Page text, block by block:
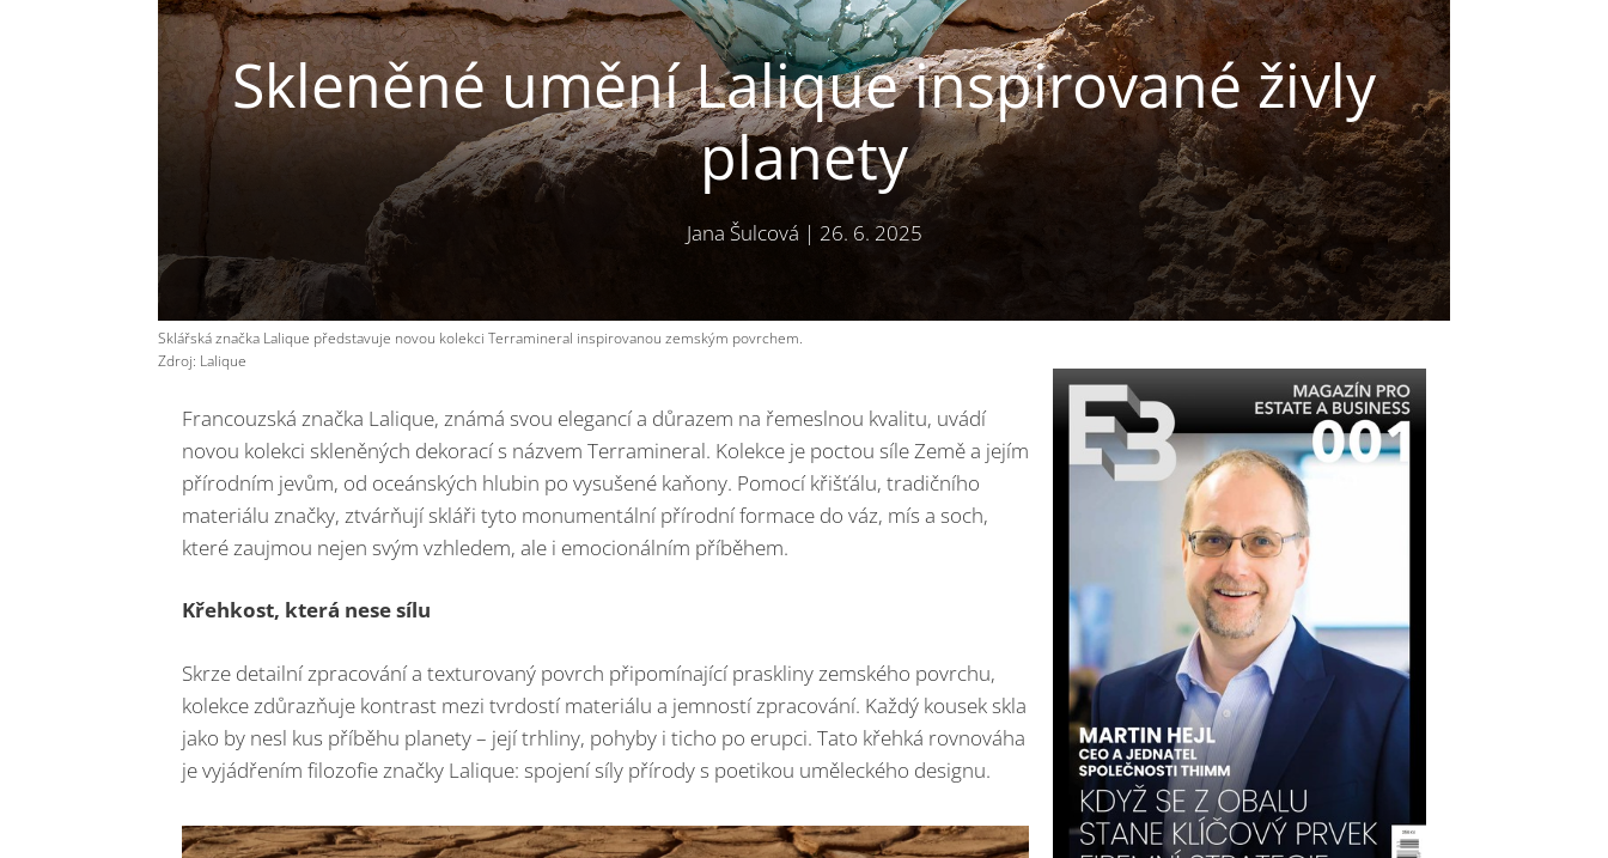
Skleněné umění Lalique inspirované živly
planety
Jana Šulcová | 26. 6. 2025
Sklářská značka Lalique představuje novou kolekci Terramineral inspirovanou zemským povrchem.
Zdroj: Lalique
Francouzská značka Lalique, známá svou elegancí a důrazem na řemeslnou kvalitu, uvádí
novou kolekci skleněných dekorací s názvem Terramineral. Kolekce je poctou síle Země a jejím
přírodním jevům, od oceánských hlubin po vysušené kaňony. Pomocí křišťálu, tradičního
materiálu značky, ztvárňují skláři tyto monumentální přírodní formace do váz, mís a soch,
které zaujmou nejen svým vzhledem, ale i emocionálním příběhem.
Křehkost, která nese sílu
Skrze detailní zpracování a texturovaný povrch připomínající praskliny zemského povrchu,
kolekce zdůrazňuje kontrast mezi tvrdostí materiálu a jemností zpracování. Každý kousek skla
jako by nesl kus příběhu planety – její trhliny, pohyby i ticho po erupci. Tato křehká rovnováha
je vyjádřením filozofie značky Lalique: spojení síly přírody s poetikou uměleckého designu.